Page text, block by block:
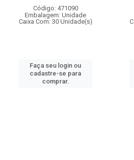
Código: 471090
Embalagem: Unidade
Caixa Com: 30 Unidade(s)
Faça seu login ou
cadastre-se para
comprar.